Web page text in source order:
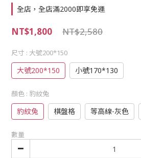
全店，全店滿2000即享免運
NT$2,580
NT$1,800
尺寸 : 大號200*150
大號200*150 小號170*130
顏色 : 豹紋兔
豹紋兔 棋盤格 等高線-灰色
數量